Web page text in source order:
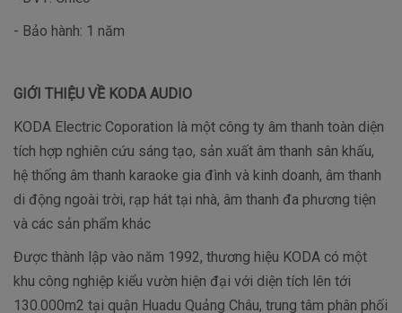
- Bảo hành: 1 năm
GIỚI THIỆU VỀ KODA AUDIO
KODA Electric Coporation là một công ty âm thanh toàn diện
tích hợp nghiên cứu sáng tạo, sản xuất âm thanh sân khấu,
hệ thống âm thanh karaoke gia đình và kinh doanh, âm thanh
di động ngoài trời, rạp hát tại nhà, âm thanh đa phương tiện
và các sản phẩm khác
Được thành lập vào năm 1992, thương hiệu KODA có một
khu công nghiệp kiểu vườn hiện đại với diện tích lên tới
130.000m2 tại quận Huadu Quảng Châu, trung tâm phân phối